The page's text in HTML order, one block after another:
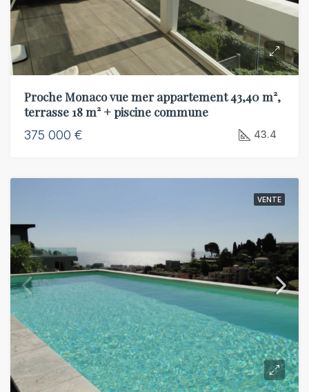
Proche Monaco vue mer appartement 43,40 m²,
terrasse 18 m² + piscine commune
375 000 € 43.4
VENTE